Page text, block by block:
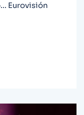
Eurovisión